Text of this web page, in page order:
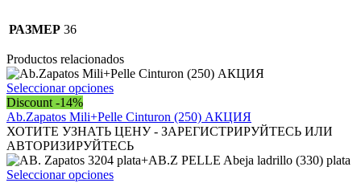
cantidad
РАЗМЕР 36
Productos relacionados
Seleccionar opcionesEste
tiene
múltiples
variantes.
Las
opciones
Discount -14%
Ab.Zapatos Mili+Pelle Cinturon (250) АКЦИЯ
ХОТИТЕ УЗНАТЬ ЦЕНУ - ЗАРЕГИСТРИРУЙТЕСЬ ИЛИ
АВТОРИЗИРУЙТЕСЬ
Seleccionar opcionesEste